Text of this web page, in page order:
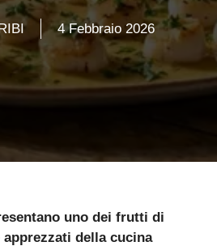
4 Febbraio 2026
uno dei frutti di
della cucina